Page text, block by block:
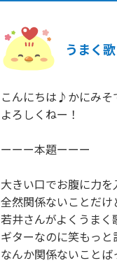
うまく
こんにちは♪かにみ
よろしくねー！
ーーー本題ーーー
大きい口でお腹に力を
全然関係ないことだ
若井さんがよくうまく
ギターなのに笑もっと
なんか関係ないこと